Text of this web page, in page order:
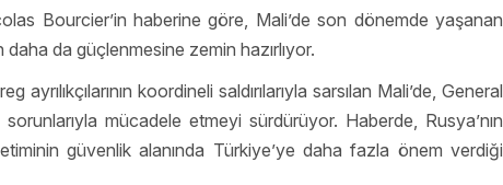
Bourcier’in haberine göre, Mali’de son dönemde yaşanan
da güçlenmesine zemin hazırlıyor.
koordineli saldırılarıyla sarsılan Mali’de, General
mücadele etmeyi sürdürüyor. Haberde, Rusya’nın
güvenlik alanında Türkiye’ye daha fazla önem verdiği